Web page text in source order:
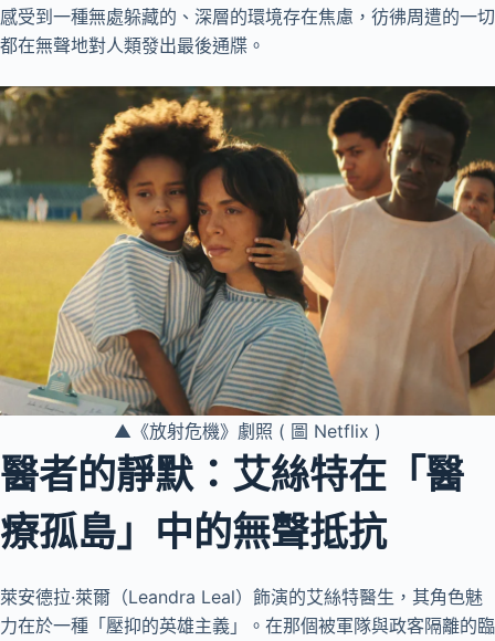
感受到一種無處躲藏的、深層的環境存在焦慮，彷彿周遭的一切
都在無聲地對人類發出最後通牒。
▲《放射危機》劇照 ( 圖 Netflix )
醫者的靜默：艾絲特在「醫
療孤島」中的無聲抵抗
萊安德拉·萊爾（Leandra Leal）飾演的艾絲特醫生，其角色魅
力在於一種「壓抑的英雄主義」。在那個被軍隊與政客隔離的臨